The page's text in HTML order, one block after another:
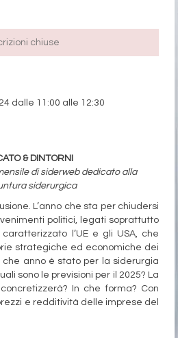
chiuse
dalle 11:00 alle 12:30
& DINTORNI
di siderweb dedicato alla
siderurgica
L’anno che sta per chiudersi
politici, legati soprattutto
l’UE e gli USA, che
strategiche ed economiche dei
che anno è stato per la siderurgia
sono le previsioni per il 2025? La
In che forma? Con
e redditività delle imprese del